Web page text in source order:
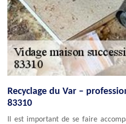
Recyclage du Var –
83310
Il est important de se faire